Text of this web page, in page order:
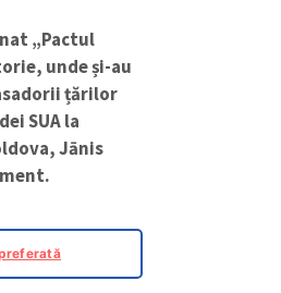
„Pactul
unde și-au
țărilor
SUA la
Jānis